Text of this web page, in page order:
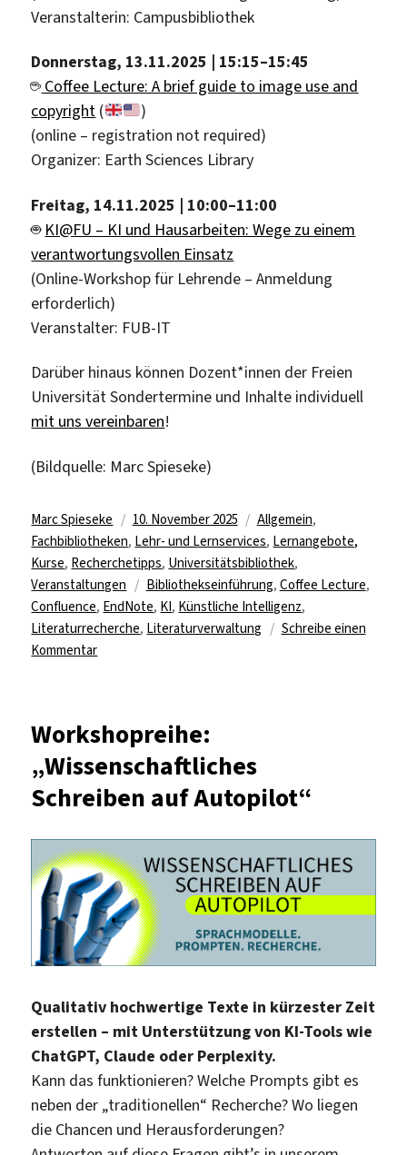
Veranstalterin: Campusbibliothek
Donnerstag, 13.11.2025 | 15:15–15:45
☕ Coffee Lecture: A brief guide to image use and
copyright (
)
(online – registration not required)
Organizer: Earth Sciences Library
Freitag, 14.11.2025 | 10:00–11:00
🤖 KI@FU – KI und Hausarbeiten: Wege zu einem
verantwortungsvollen Einsatz
(Online-Workshop für Lehrende – Anmeldung
erforderlich)
Veranstalter: FUB-IT
Darüber hinaus können Dozent*innen der Freien
Universität Sondertermine und Inhalte individuell
mit uns vereinbaren!
(Bildquelle: Marc Spieseke)
Autor
Marc Spieseke
Veröffentlicht
am
10. November 2025 Kategorien
Allgemein,
Fachbibliotheken, Lehr- und Lernservices, Lernangebote,
Kurse, Recherchetipps, Universitätsbibliothek,
Veranstaltungen
Schlagwörter
Bibliothekseinführung, Coffee Lecture,
Confluence, EndNote, KI, Künstliche Intelligenz,
Literaturrecherche, Literaturverwaltung
Schreibe einen
Kommentarzu
(46.
KW)
–
für
die
mehr
wissen
wollen!
Workshopreihe:
„Wissenschaftliches
Schreiben auf Autopilot“
Qualitativ hochwertige Texte in kürzester Zeit
erstellen – mit Unterstützung von KI-Tools wie
ChatGPT, Claude oder Perplexity.
Kann das funktionieren? Welche Prompts gibt es
neben der „traditionellen“ Recherche? Wo liegen
die Chancen und Herausforderungen?